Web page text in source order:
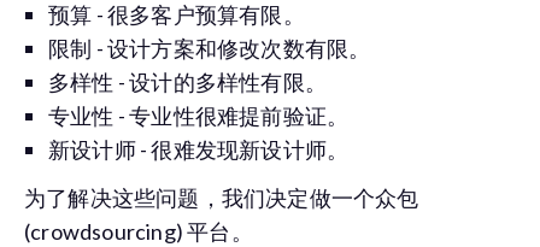
预算 - 很多客户预算有限。
限制 - 设计方案和修改次数有限。
多样性 - 设计的多样性有限。
专业性 - 专业性很难提前验证。
新设计师 - 很难发现新设计师。
为了解决这些问题，我们决定做一个众包
(crowdsourcing) 平台。